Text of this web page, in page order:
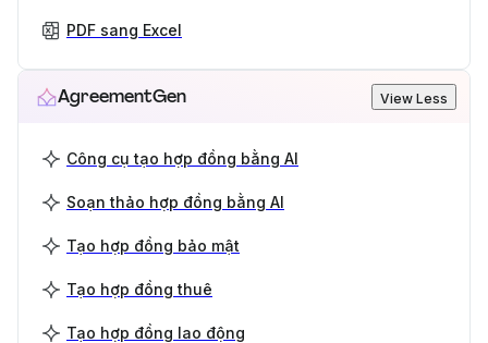
PDF sang Excel
AgreementGen View Less
Công cụ tạo hợp đồng bằng AI
Soạn thảo hợp đồng bằng AI
Tạo hợp đồng bảo mật
Tạo hợp đồng thuê
Tạo hợp đồng lao động